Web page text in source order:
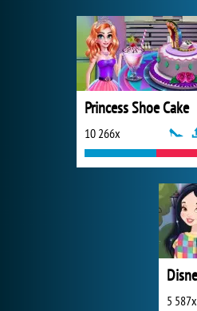
Princess Shoe Cake
10 266x
5 587x